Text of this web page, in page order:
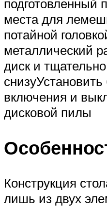
подготовленный
места для
потайной
металлический
диск и
включения и
дисковой пилы
Конструкция
лишь из двух